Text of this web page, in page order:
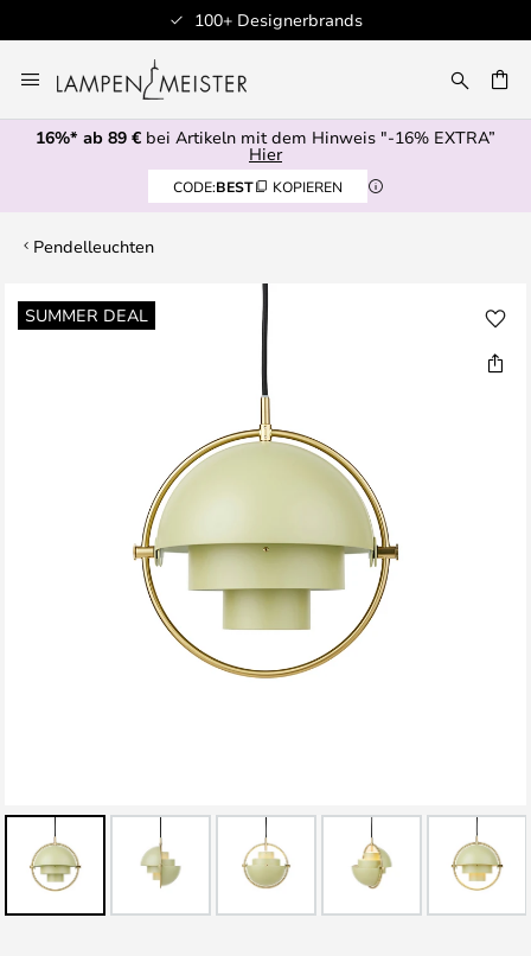
100+ Designerbrands
Inhalt
springen
16%* ab 89 € bei Artikeln mit dem Hinweis "-16% EXTRA”
Hier
CODE:BEST KOPIEREN
Pendelleuchten
SUMMER DEAL
Zum
Ende